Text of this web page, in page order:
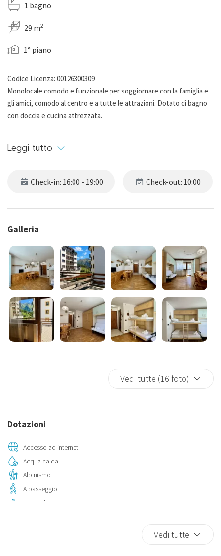
1 bagno
29 m2
1° piano
Codice Licenza: 00126300309
Monolocale comodo e funzionale per soggiornare con la famiglia e
gli amici, comodo al centro e a tutte le attrazioni. Dotato di bagno
con doccia e cucina attrezzata.
Leggi tutto
Check-in: 16:00 - 19:00 Check-out: 10:00
Galleria
Vedi tutte (16 foto)
Dotazioni
Accesso ad internet
Acqua calda
Alpinismo
A passeggio
Appendini
Vedi tutte